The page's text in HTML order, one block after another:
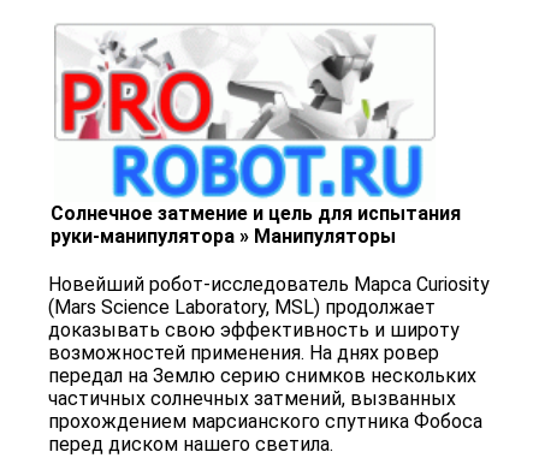
Солнечное затмение и цель для испытания
руки-манипулятора » Манипуляторы
Новейший робот-исследователь Марса Curiosity
(Mars Science Laboratory, MSL) продолжает
доказывать свою эффективность и широту
возможностей применения. На днях ровер
передал на Землю серию снимков нескольких
частичных солнечных затмений, вызванных
прохождением марсианского спутника Фобоса
перед диском нашего светила.